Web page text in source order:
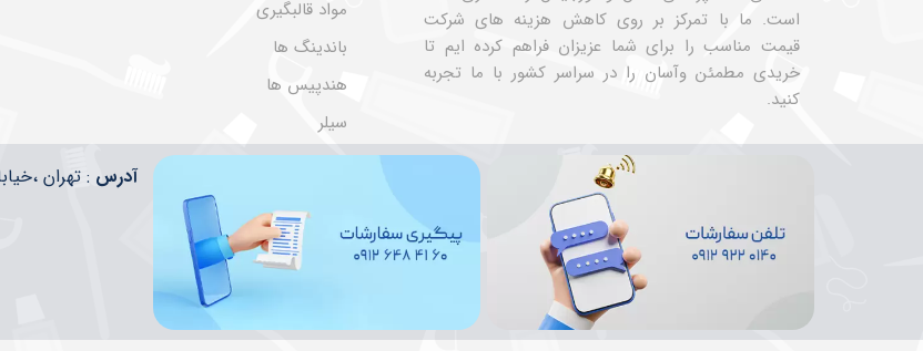
است. ما با تمرکز بر روی کاهش هزینه های شرکت
قیمت مناسب را برای شما عزیزان فراهم کرده ایم تا
خریدی مطمئن وآسان را در سراسر کشور با ما تجربه
کنید.
مواد قالبگیری
باندینگ ها
هندپیس ها
سیلر
​​آدرس : تهران ،خیابان